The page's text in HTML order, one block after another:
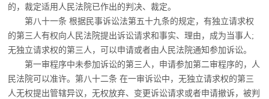
的，裁定适用人民法院已作出的判决、裁定。
第八十一条 根据民事诉讼法第五十九条的规定，有独立请求权
的第三人有权向人民法 院提出诉讼请求和事实、理由，成为当事人;
无独立请求权的第三人，可以申请或者由人民法院通知参加诉讼。
第一审程序中未参加诉讼的第三人，申请参加第二审程序的，人
民法院可以准许。 第八十二条 在一审诉讼中，无独立请求权的第三
人无权提出管辖异议，无权放弃、变更诉讼请求或者申请撤诉，被判